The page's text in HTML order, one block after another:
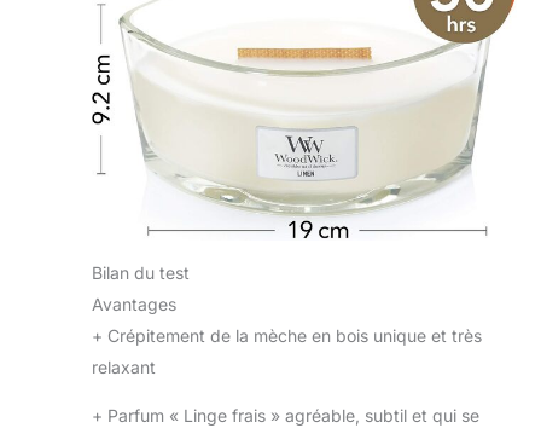
Bilan du test
Avantages
+ Crépitement de la mèche en bois unique et très
relaxant
+ Parfum « Linge frais » agréable, subtil et qui se